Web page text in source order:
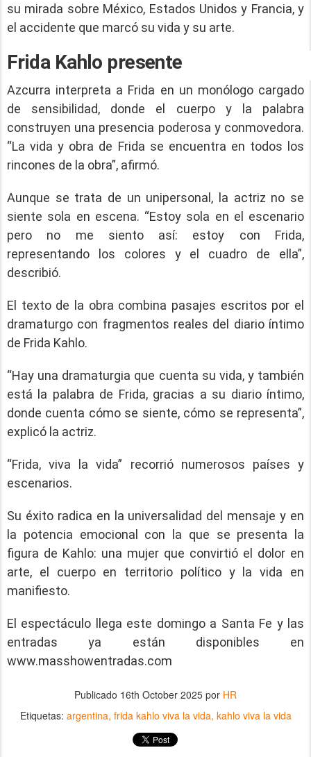
su mirada sobre México, Estados Unidos y Francia, y
el accidente que marcó su vida y su arte.
Frida Kahlo presente
Azcurra interpreta a Frida en un monólogo cargado
de sensibilidad, donde el cuerpo y la palabra
construyen una presencia poderosa y conmovedora.
“La vida y obra de Frida se encuentra en todos los
rincones de la obra”, afirmó.
Aunque se trata de un unipersonal, la actriz no se
siente sola en escena. “Estoy sola en el escenario
pero no me siento así: estoy con Frida,
representando los colores y el cuadro de ella”,
describió.
El texto de la obra combina pasajes escritos por el
dramaturgo con fragmentos reales del diario íntimo
de Frida Kahlo.
“Hay una dramaturgia que cuenta su vida, y también
está la palabra de Frida, gracias a su diario íntimo,
donde cuenta cómo se siente, cómo se representa”,
explicó la actriz.
“Frida, viva la vida” recorrió numerosos países y
escenarios.
Su éxito radica en la universalidad del mensaje y en
la potencia emocional con la que se presenta la
figura de Kahlo: una mujer que convirtió el dolor en
arte, el cuerpo en territorio político y la vida en
manifiesto.
El espectáculo llega este domingo a Santa Fe y las
entradas ya están disponibles en
www.masshowentradas.com
Publicado 16th October 2025 por HR
Etiquetas: argentina frida kahlo viva la vida kahlo viva la vida